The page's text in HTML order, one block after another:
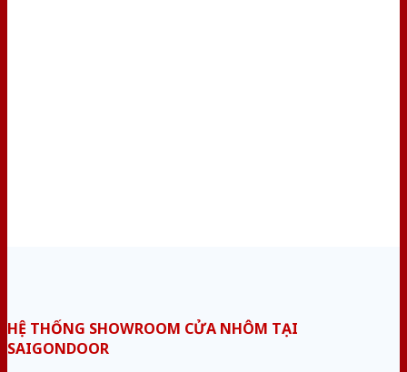
HỆ THỐNG SHOWROOM CỬA NHÔM TẠI
SAIGONDOOR